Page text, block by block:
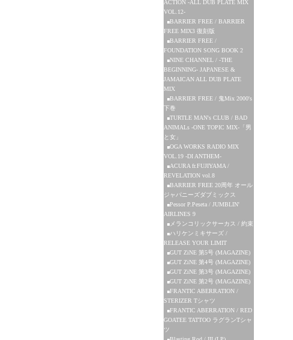
ACTION -ALL DUB PLATE MIX
VOL.12-
BARRIER FREE / BARRIER
FREE MIX3 復刻版
BARRIER FREE /
FOUNDATION SONG BOOK 2
NINE CHANNEL / -THE
BEGINNING- JAPANESE &
JAMAICAN ALL DUB PLATE
MIX
BARRIER FREE / 鬼Mix 2000's
下巻
TURTLE MAN's CLUB / BAD
ANIMALs -ONE TOPIC MIX-「男
と女」
OGA WORKS RADIO MIX
VOL.19 -DI ANTHEM-
ACURA fr.FUJIYAMA /
REVELATION vol.8
BARRIER FREE 20周年 オール
ジャパニーズダブミックス
Pessor P.Peseta / JUMBLIN'
AIRLINES 9
メランコリックサーカス / 約束
ハリケンミキサーズ /
RELEASE YOUR LIMIT
GUT ZiNE 第5号 (MAGAZINE)
GUT ZiNE 第4号 (MAGAZINE)
GUT ZiNE 第3号 (MAGAZINE)
GUT ZiNE 第2号 (MAGAZINE)
FRANTIC ABERRATION /
STERIZER Tシャツ
FRANTIC ABERRATION / RED
GOATEE TATTOO ラグランTシャ
ツ